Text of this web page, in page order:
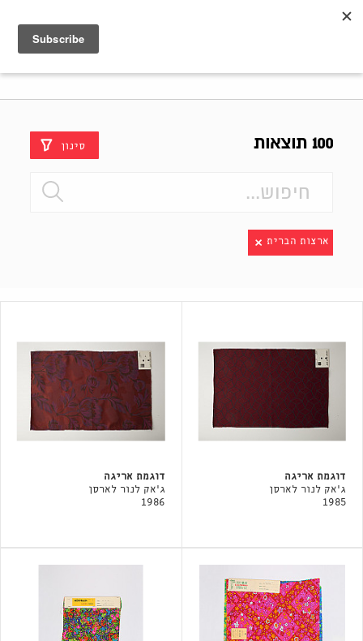
100 תוצאות סינון
ארצות הברית
דוגמת אריגה
ג'אק לנור לארסן
1985
דוגמת אריגה
ג'אק לנור לארסן
1986